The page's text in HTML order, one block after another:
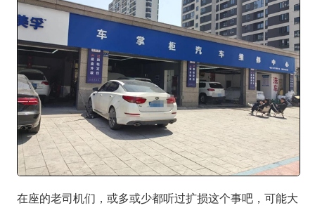
在座的老司机们，或多或少都听过扩损这个事吧，可能大